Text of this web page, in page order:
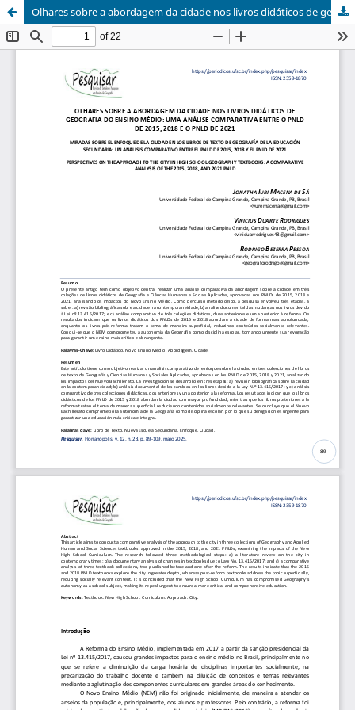
Olhares sobre a abordagem da cidade nos livros didáticos de geografia do ensino médio